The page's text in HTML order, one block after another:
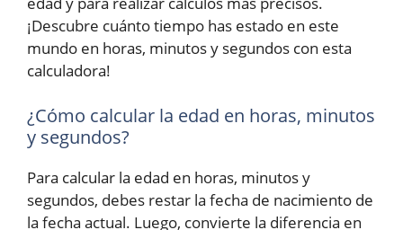
¡Descubre cuánto tiempo has estado en este
mundo en horas, minutos y segundos con esta
calculadora!
¿Cómo calcular la edad en horas, minutos
y segundos?
Para calcular la edad en horas, minutos y
segundos, debes restar la fecha de nacimiento de
la fecha actual. Luego, convierte la diferencia en